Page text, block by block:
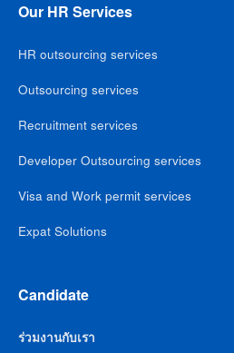
Our HR Services
HR outsourcing services
Outsourcing services
Recruitment services
Developer Outsourcing services
Visa and Work permit services
Expat Solutions
Candidate
ร่วมงานกับเรา